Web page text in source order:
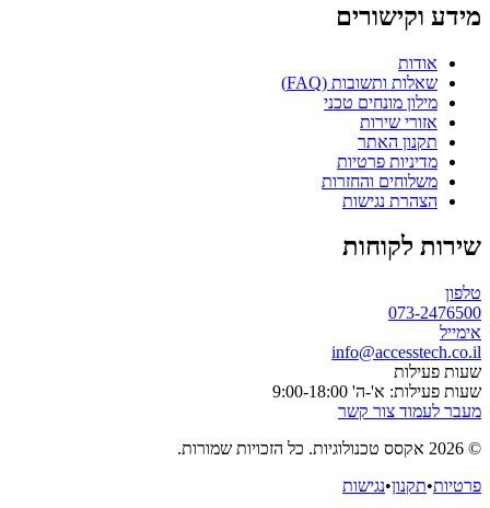
מידע וקישורים
אודות
שאלות ותשובות (FAQ)
מילון מונחים טכני
אזורי שירות
תקנון האתר
מדיניות פרטיות
משלוחים והחזרות
הצהרת נגישות
שירות לקוחות
טלפון
073-2476500
אימייל
info@accesstech.co.il
שעות פעילות
שעות פעילות: א'-ה' 9:00-18:00
מעבר לעמוד צור קשר
© 2026 אקסס טכנולוגיות. כל הזכויות שמורות.
פרטיות•תקנון•נגישות